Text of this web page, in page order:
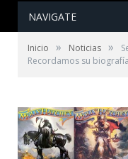
NAVIGATE
Inicio » Noticias »
Recordamos su biografía